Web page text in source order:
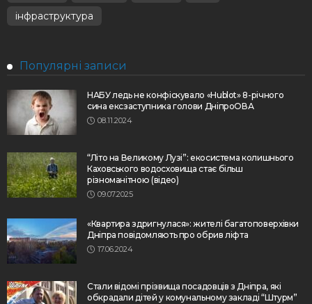
інфраструктура
Популярні записи
НАБУ ледь не конфіскувало «Hublot» 8-річного
сина ексзаступника голови ДніпроОВА
08.11.2024
“Літо на Великому Лузі”: екосистема колишнього
Каховського водосховища стає більш
різноманітною (відео)
09.07.2025
«Квартира здригнулася»: жителі багатоповерхівки
Дніпра повідомляють про обрив ліфта
17.06.2024
Стали відомі прізвища посадовців з Дніпра, які
обкрадали дітей у комунальному закладі “Штурм”